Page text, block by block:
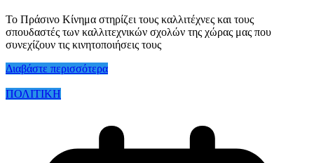
Το Πράσινο Κίνημα στηρίζει τους καλλιτέχνες και τους
σπουδαστές των καλλιτεχνικών σχολών της χώρας μας που
συνεχίζουν τις κινητοποιήσεις τους
Διαβάστε περισσότερα
ΠΟΛΙΤΙΚΗ